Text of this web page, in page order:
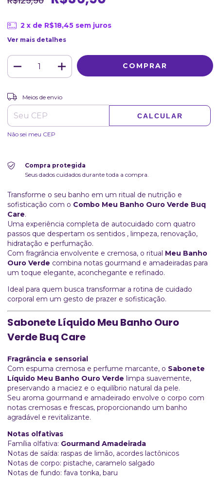
2 x de R$18,45 sem juros
Ver mais detalhes
Entregas para o CEP:
Meios de envio
CALCULAR
Não sei meu CEP
Compra protegida
Seus dados cuidados durante toda a compra.
Transforme o seu banho em um ritual de nutrição e
sofisticação com o Combo Meu Banho Ouro Verde Buq
Care.
Uma experiência completa de autocuidado com quatro
passos que despertam os sentidos , limpeza, renovação,
hidratação e perfumação.
Com fragrância envolvente e cremosa, o ritual Meu Banho
Ouro Verde combina notas gourmand e amadeiradas para
um toque elegante, aconchegante e refinado.
Ideal para quem busca transformar a rotina de cuidado
corporal em um gesto de prazer e sofisticação.
Sabonete Líquido Meu Banho Ouro
Verde Buq Care
Fragrância e sensorial
Com espuma cremosa e perfume marcante, o Sabonete
Líquido Meu Banho Ouro Verde limpa suavemente,
preservando a maciez e o equilíbrio natural da pele.
Seu aroma gourmand e amadeirado envolve o corpo com
notas cremosas e frescas, proporcionando um banho
agradável e revitalizante.
Notas olfativas
Família olfativa: Gourmand Amadeirada
Notas de saída: raspas de limão, acordes lactônicos
Notas de corpo: pistache, caramelo salgado
Notas de fundo: fava tonka, baru